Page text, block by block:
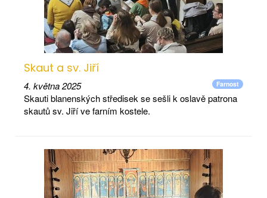
Skaut a sv. Jiří
4. května 2025 Farnost
Skauti blanenských středisek se sešli k oslavě patrona
skautů sv. Jiří ve farním kostele.